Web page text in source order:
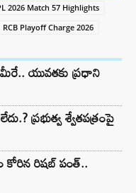
2026 Match 57 Highlights
RCB Playoff Charge 2026
యువతకు ప్రధాని
ప్రభుత్వ శ్వేతపత్రంపై
కోరిన రిషబ్ పంత్..